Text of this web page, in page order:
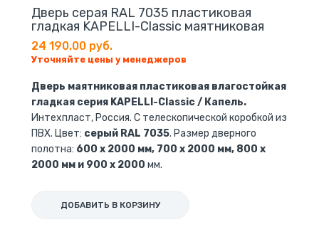
Дверь серая RAL 7035 пластиковая
гладкая KAPELLI-Classic маятниковая
24 190,00 руб.
Уточняйте цены у менеджеров
Дверь маятниковая пластиковая влагостойкая
гладкая серия KAPELLI-Classic / Капель.
Интехпласт, Россия. С телескопической коробкой из
ПВХ. Цвет: серый RAL 7035. Размер дверного
полотна: 600 x 2000 мм, 700 x 2000 мм, 800 x
2000 мм и 900 x 2000 мм.
ДОБАВИТЬ В КОРЗИНУ